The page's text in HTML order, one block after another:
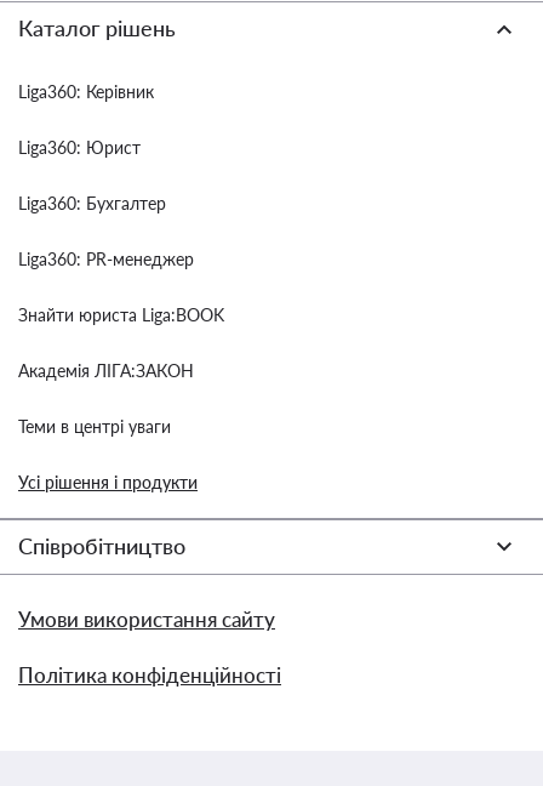
Каталог рішень
Liga360: Керівник
Liga360: Юрист
Liga360: Бухгалтер
Liga360: PR-менеджер
Знайти юриста Liga:BOOK
Академія ЛІГА:ЗАКОН
Теми в центрі уваги
Усі рішення і продукти
Співробітництво
Умови використання сайту
Політика конфіденційності